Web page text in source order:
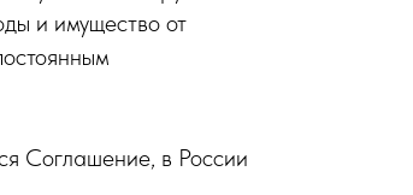
и имущество от
Соглашение, в России